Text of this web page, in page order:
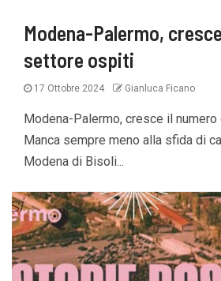
Modena-Palermo,
settore ospiti
17 Ottobre 2024 Gianluca Ficano
Modena-Palermo, cresce il
Manca sempre meno alla sfida di
Modena di Bisoli...